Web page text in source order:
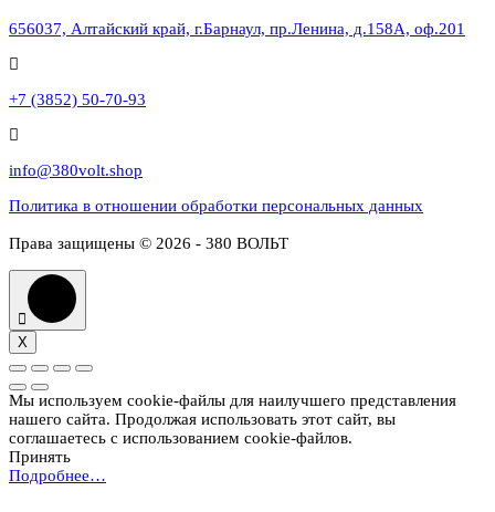
656037, Алтайский край, г.Барнаул, пр.Ленина, д.158А, оф.201
+7 (3852) 50-70-93
info@380volt.shop
Политика в отношении обработки персональных данных
Права защищены © 2026 - 380 ВОЛЬТ
X
Мы используем cookie-файлы для наилучшего представления
нашего сайта. Продолжая использовать этот сайт, вы
соглашаетесь с использованием cookie-файлов.
Принять
Подробнее…